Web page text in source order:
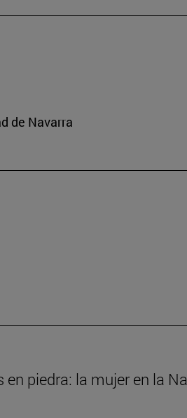
de Navarra
piedra: la mujer en la